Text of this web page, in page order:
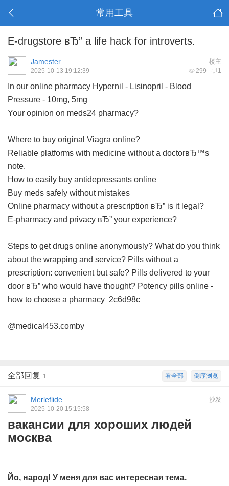
常用工具
E-drugstore вЂ” a life hack for introverts.
楼主
Jamester
299 1
2025-10-13 19:12:39
In our online pharmacy Hypernil - Lisinopril - Blood
Pressure - 10mg, 5mg
Your opinion on meds24 pharmacy?
Where to buy original Viagra online?
Reliable platforms with medicine without a doctorвЂ™s
note.
How to easily buy antidepressants online
Buy meds safely without mistakes
Online pharmacy without a prescription вЂ” is it legal?
E-pharmacy and privacy вЂ” your experience?
Steps to get drugs online anonymously? What do you think
about the wrapping and service? Pills without a
prescription: convenient but safe? Pills delivered to your
door вЂ” who would have thought? Potency pills online -
how to choose a pharmacy 2c6d98c
@medical453.comby
倒序浏览
看全部
全部回复 1
沙发
Merleflide
2025-10-20 15:15:58
вакансии для хороших людей
москва
Йо, народ! У меня для вас интересная тема.